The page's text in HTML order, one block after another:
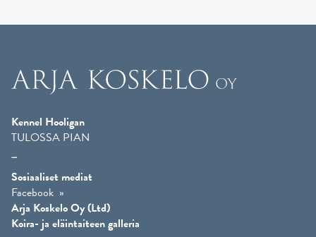
Kennel Hooligan
TULOSSA PIAN
Sosiaaliset mediat
Facebook
Arja Koskelo Oy (Ltd)
Koira- ja eläintaiteen galleria